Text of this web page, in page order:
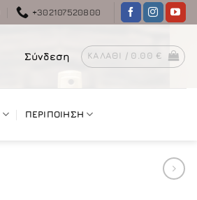
+302107520800
Σύνδεση ΚΑΛΆΘΙ / 0.00 €
ΠΕΡΙΠΟΙΗΣΗ